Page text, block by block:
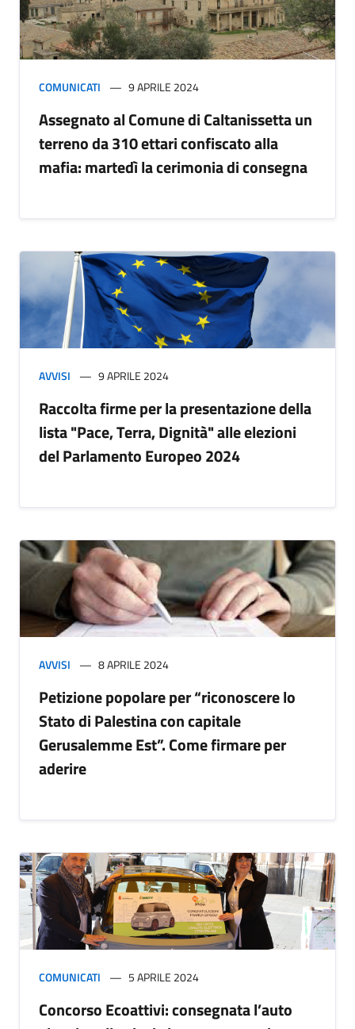
COMUNICATI 9 APRILE 2024
Assegnato al Comune di Caltanissetta un
terreno da 310 ettari confiscato alla
mafia: martedì la cerimonia di consegna
AVVISI 9 APRILE 2024
Raccolta firme per la presentazione della
lista "Pace, Terra, Dignità" alle elezioni
del Parlamento Europeo 2024
AVVISI 8 APRILE 2024
Petizione popolare per “riconoscere lo
Stato di Palestina con capitale
Gerusalemme Est”. Come firmare per
aderire
COMUNICATI 5 APRILE 2024
Concorso Ecoattivi: consegnata l’auto